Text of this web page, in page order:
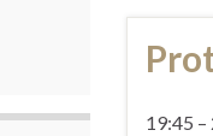
19:45